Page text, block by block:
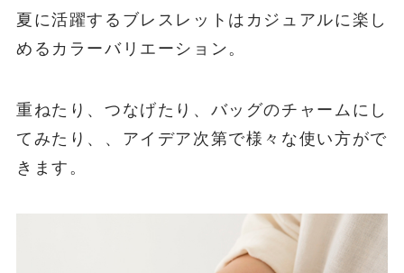
夏に活躍するブレスレットはカジュアルに楽し
めるカラーバリエーション。
重ねたり、つなげたり、バッグのチャームにし
てみたり、、アイデア次第で様々な使い方がで
きます。